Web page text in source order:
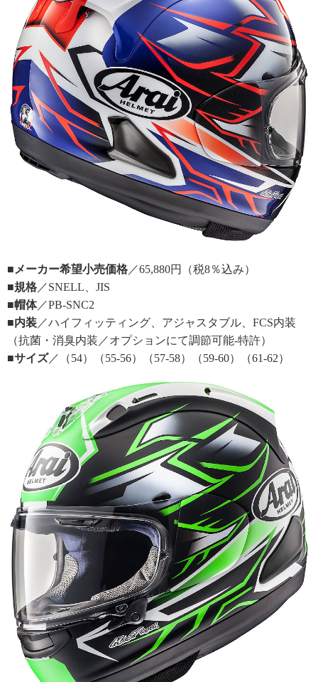
■メーカー希望小売価格 ／65,880円（税8％込み）
■規格 ／SNELL、JIS
■帽体／PB-SNC2
■内装 ／ハイフィッティング、アジャスタブル、FCS内装
（抗菌・消臭内装／オプションにて調節可能‐特許）
■サイズ／（54）（55-56）（57-58）（59-60）（61-62）